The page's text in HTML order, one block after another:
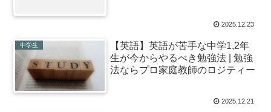
2025.12.23
中学生
【英語】英語が苦手な中学1,2年
生が今からやるべき勉強法 | 勉強
法ならプロ家庭教師のロジティー
2025.12.21